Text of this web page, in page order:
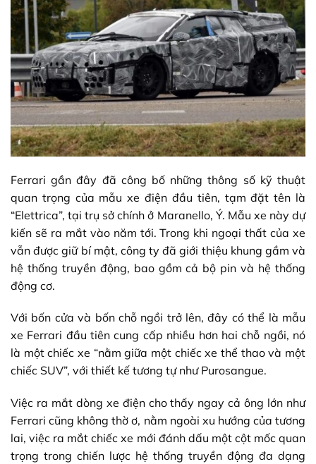
Ferrari gần đây đã công bố những thông số kỹ thuật
quan trọng của mẫu xe điện đầu tiên, tạm đặt tên là
“Elettrica”, tại trụ sở chính ở Maranello, Ý. Mẫu xe này dự
kiến ​​sẽ ra mắt vào năm tới. Trong khi ngoại thất của xe
vẫn được giữ bí mật, công ty đã giới thiệu khung gầm và
hệ thống truyền động, bao gồm cả bộ pin và hệ thống
động cơ.
Với bốn cửa và bốn chỗ ngồi trở lên, đây có thể là mẫu
xe Ferrari đầu tiên cung cấp nhiều hơn hai chỗ ngồi, nó
là một chiếc xe “nằm giữa một chiếc xe thể thao và một
chiếc SUV”, với thiết kế tương tự như Purosangue.
Việc ra mắt dòng xe điện cho thấy ngay cả ông lớn như
Ferrari cũng không thờ ơ, nằm ngoài xu hướng của tương
lai, việc ra mắt chiếc xe mới đánh dấu một cột mốc quan
trọng trong chiến lược hệ thống truyền động đa dạng